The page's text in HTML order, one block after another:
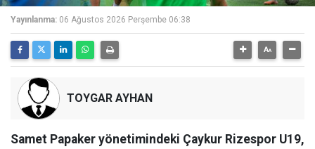
Yayınlanma: 06 Ağustos 2026 Perşembe 06:38
TOYGAR AYHAN
Samet Papaker yönetimindeki Çaykur Rizespor U19,